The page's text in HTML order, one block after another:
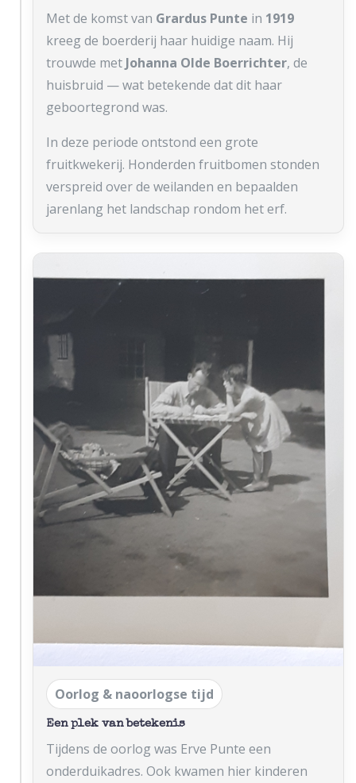
Met de komst van Grardus Punte in 1919
kreeg de boerderij haar huidige naam. Hij
trouwde met Johanna Olde Boerrichter, de
huisbruid — wat betekende dat dit haar
geboortegrond was.
In deze periode ontstond een grote
fruitkwekerij. Honderden fruitbomen stonden
verspreid over de weilanden en bepaalden
jarenlang het landschap rondom het erf.
Oorlog & naoorlogse tijd
Een plek van betekenis
Tijdens de oorlog was Erve Punte een
onderduikadres. Ook kwamen hier kinderen